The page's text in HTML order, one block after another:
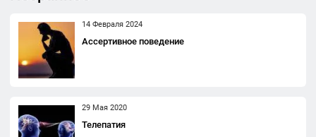
14 Февраля 2024
Ассертивное поведение
29 Мая 2020
Телепатия